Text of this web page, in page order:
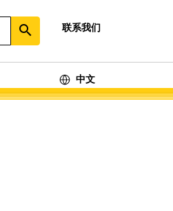
search 联系我们
中文